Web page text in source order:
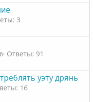
3
Ответы: 91
уэту дрянь
16